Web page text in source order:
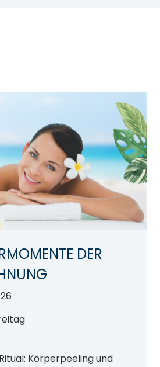
DER
Körperpeeling und